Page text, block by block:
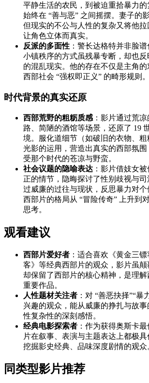
平静生活的农民，到被迫重拾暴力
始终在 “善与恶” 之间摇摆。妻子的
但现实的不公与人性的复杂又将他
让角色立体而真实。
反派的多面性 ：警长达格特并非脸
小镇秩序的方式虽残暴专断，却也
的混乱现实。他的存在不仅是主角
西部社会 “强权即正义” 的畸形规则。
时代背景的真实还原
西部荒野的粗粝质感 ：影片通过荒
路、简陋的酒馆等场景，还原了 19
境。服化道细节（如破旧的衣物、
光影的运用，营造出真实的西部氛
受那个时代的苍凉与野蛮。
社会议题的隐喻表达 ：影片借妓女
正的情节，隐晦探讨了性别歧视与
过威廉的过往与现状，反思暴力对
西部片的格局从 “冒险传奇” 上升到
思考。
观看建议
西部片爱好者 ：适合喜欢《黄金三
客》等经典西部片的观众，影片虽颠
却保留了西部片的核心精神，是理
重要作品。
人性题材关注者 ：对 “善恶抉择”“
兴趣的观众，能从威廉的挣扎与故事
性复杂性的深刻感悟。
经典电影探索者 ：作为获得奥斯卡
片在叙事、表演与主题表达上都极
挖掘影史经典、品味深度剧情的观众
同类型影片推荐